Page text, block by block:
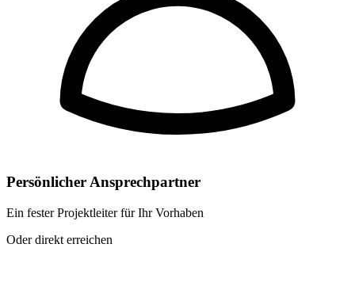
Persönlicher Ansprechpartner
Ein fester Projektleiter für Ihr Vorhaben
Oder direkt erreichen